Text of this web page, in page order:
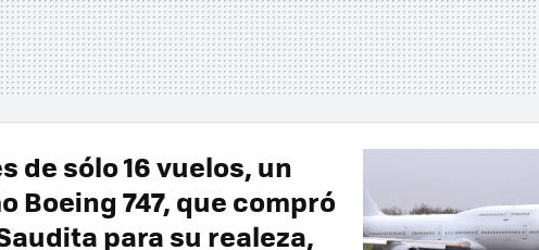
de sólo 16 vuelos, un
Boeing 747, que compró
para su realeza,